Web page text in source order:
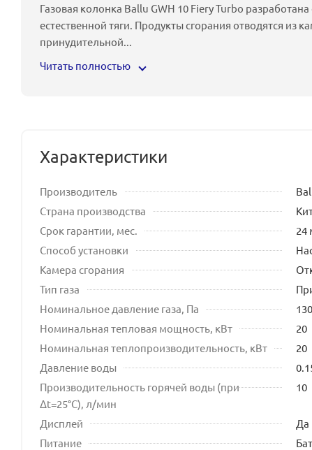
Газовая колонка Ballu GWH 10 Fiery Turbo
естественной тяги. Продукты сгорания отводятся из
принудительной...
Читать полностью
Характеристики
Производитель
Страна производства
Срок гарантии, мес.
24
Способ установки
Камера сгорания
Тип газа
Номинальное давление газа, Па
Номинальная тепловая мощность, кВт
20
Номинальная теплопроизводительность, кВт
20
Давление воды
Производительность горячей воды (при
Δt=25°C), л/мин
10
Дисплей
Да
Питание